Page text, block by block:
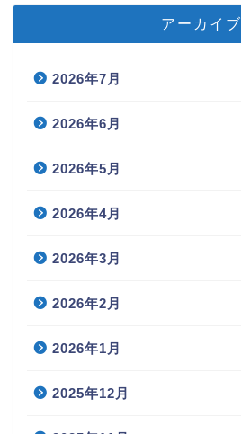
アーカイブ
2026年7月
2026年6月
2026年5月
2026年4月
2026年3月
2026年2月
2026年1月
2025年12月